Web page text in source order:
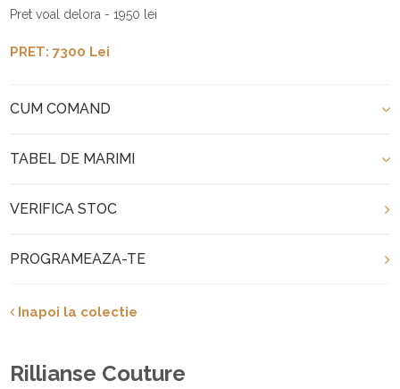
Pret voal delora - 1950 lei
PRET: 7300 Lei
CUM COMAND
TABEL DE MARIMI
VERIFICA STOC
PROGRAMEAZA-TE
Inapoi la colectie
Rillianse Couture